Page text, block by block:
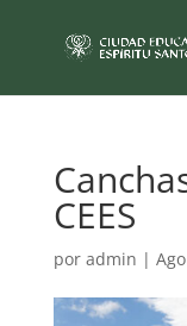
CEES
por admin |